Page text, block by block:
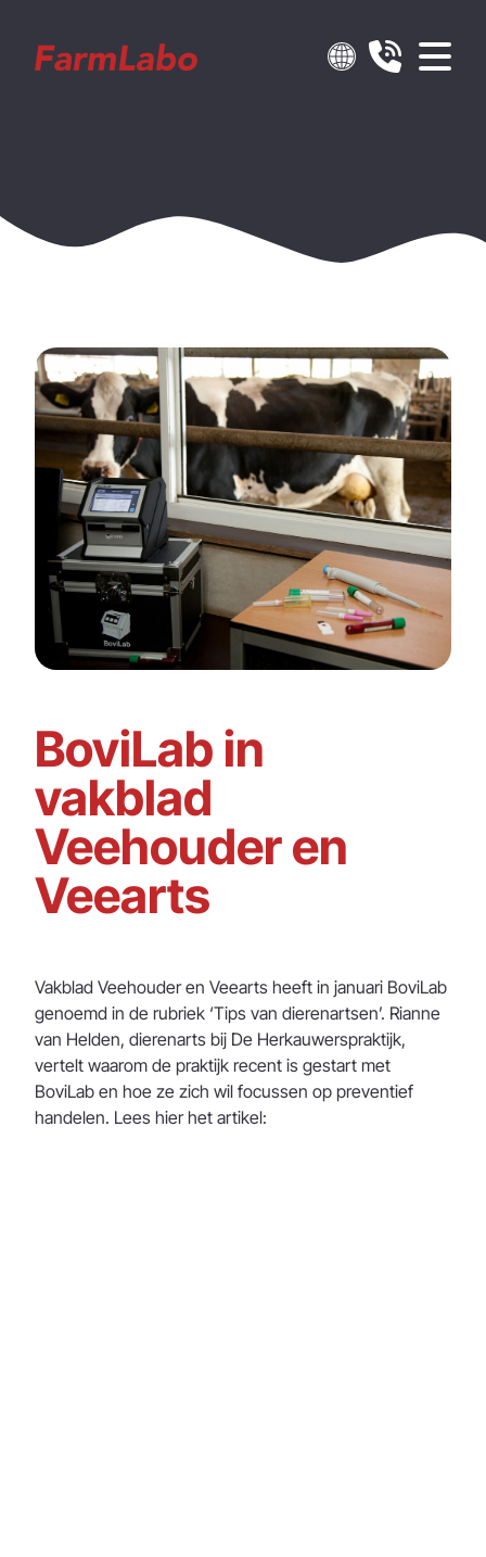
BoviLab in
vakblad
Veehouder en
Veearts
Vakblad Veehouder en Veearts heeft in januari BoviLab
genoemd in de rubriek ‘Tips van dierenartsen’. Rianne
van Helden, dierenarts bij De Herkauwerspraktijk,
vertelt waarom de praktijk recent is gestart met
BoviLab en hoe ze zich wil focussen op preventief
handelen. Lees hier het artikel: